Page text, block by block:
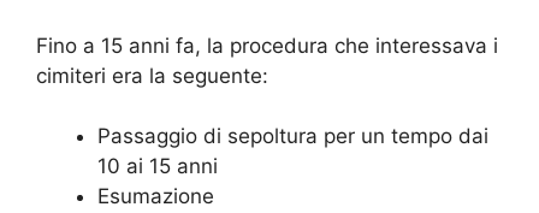
Fino a 15 anni fa, la procedura che interessava i
cimiteri era la seguente:
Passaggio di sepoltura per un tempo dai
10 ai 15 anni
Esumazione